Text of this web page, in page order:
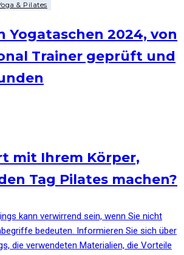
& Pilates
Yogataschen 2024, von
Trainer geprüft und
mit Ihrem Körper,
Tag Pilates machen?